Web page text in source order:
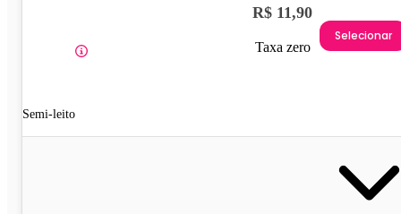
Semi-leito
R$ 11,90
Taxa zero
Selecionar